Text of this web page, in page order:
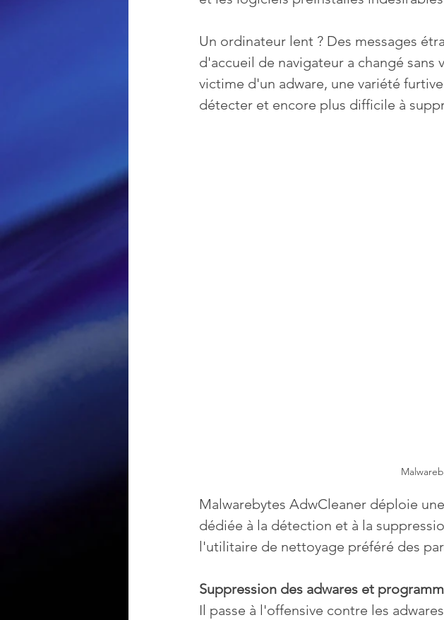
Loisir et divertissement Mises à jour
Occupation disque Photographie
Un ordinateur lent ? Des messages
d'accueil de navigateur a changé
victime d'un adware, une variété
détecter et encore plus difficile à
Malwarebytes AdwCleaner déploie
dédiée à la détection et à la
l'utilitaire de nettoyage préféré des
Suppression des adwares et
Il passe à l'offensive contre les